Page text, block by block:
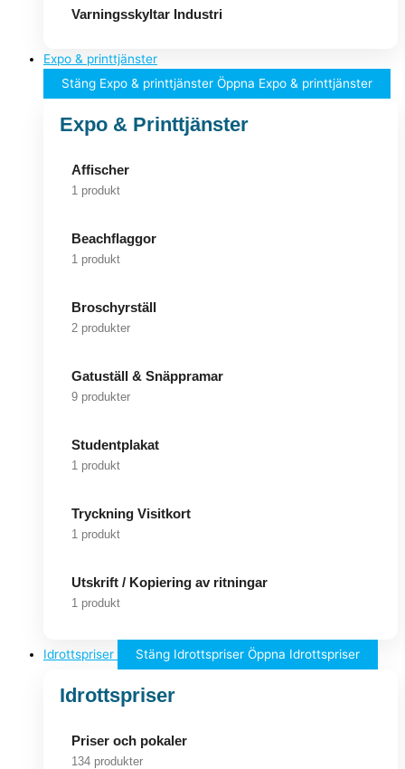
Varningsskyltar Industri
Expo & printtjänster
Stäng Expo & printtjänster Öppna Expo & printtjänster
Expo & Printtjänster
Affischer
1 produkt
Beachflaggor
1 produkt
Broschyrställ
2 produkter
Gatuställ & Snäppramar
9 produkter
Studentplakat
1 produkt
Tryckning Visitkort
1 produkt
Utskrift / Kopiering av ritningar
1 produkt
Idrottspriser Stäng Idrottspriser Öppna Idrottspriser
Idrottspriser
Priser och pokaler
134 produkter